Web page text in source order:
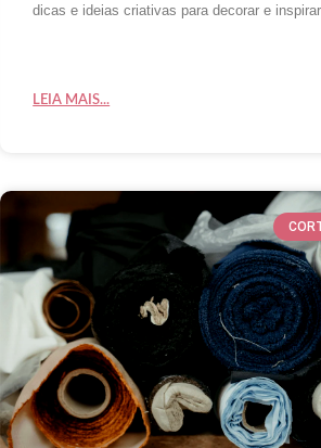
dicas e ideias criativas para decorar e
LEIA MAIS...